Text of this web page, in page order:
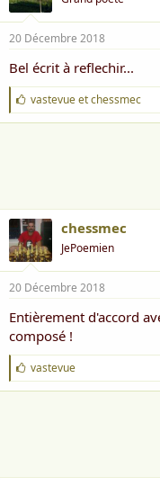
20 Décembre 2018
Bel écrit à reflechir...
J
'
a
vastevueetchessmec
chessmec
JePoemien
20 Décembre 2018
Entièrement d'accord
composé !
J
'
a
vastevue